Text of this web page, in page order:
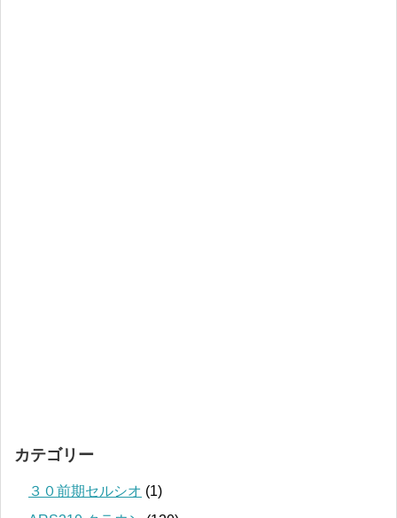
カテゴリー
３０前期セルシオ (1)